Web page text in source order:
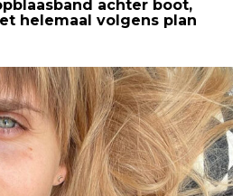
achter boot,
helemaal volgens plan